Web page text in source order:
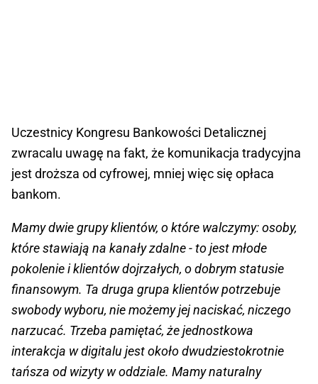
Uczestnicy Kongresu Bankowości Detalicznej
zwracalu uwagę na fakt, że komunikacja tradycyjna
jest droższa od cyfrowej, mniej więc się opłaca
bankom.
Mamy dwie grupy klientów, o które walczymy: osoby,
które stawiają na kanały zdalne - to jest młode
pokolenie i klientów dojrzałych, o dobrym statusie
finansowym. Ta druga grupa klientów potrzebuje
swobody wyboru, nie możemy jej naciskać, niczego
narzucać. Trzeba pamiętać, że jednostkowa
interakcja w digitalu jest około dwudziestokrotnie
tańsza od wizyty w oddziale. Mamy naturalny